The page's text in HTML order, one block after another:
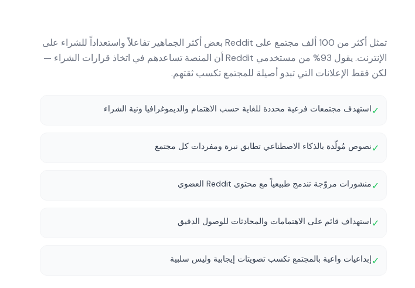
تمثل أكثر من 100 ألف مجتمع على Reddit بعض أكثر الجماهير تفاعلاً واستعداداً للشراء على
الإنترنت. يقول 93% من مستخدمي Reddit أن المنصة تساعدهم في اتخاذ قرارات الشراء —
لكن فقط الإعلانات التي تبدو أصيلة للمجتمع تكسب ثقتهم.
✓استهدف مجتمعات فرعية محددة للغاية حسب الاهتمام والديموغرافيا ونية الشراء
✓نصوص مُولّدة بالذكاء الاصطناعي تطابق نبرة ومفردات كل مجتمع
✓منشورات مروّجة تندمج طبيعياً مع محتوى Reddit العضوي
✓استهداف قائم على الاهتمامات والمحادثات للوصول الدقيق
✓إبداعيات واعية بالمجتمع تكسب تصويتات إيجابية وليس سلبية